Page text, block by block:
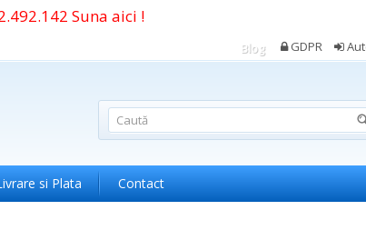
Suna aici !
GDPR
Blog
si Plata Contact